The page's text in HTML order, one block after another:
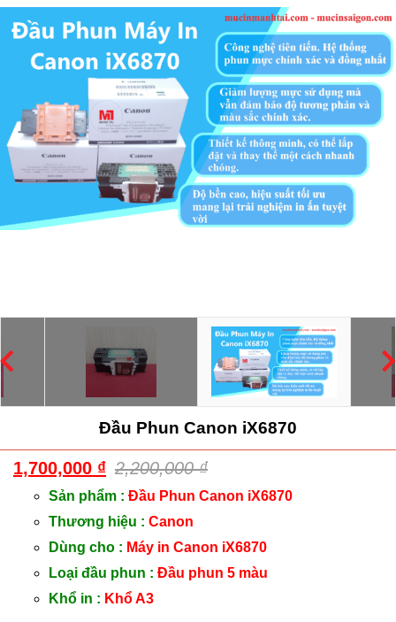
Đầu Phun Canon iX6870
2,200,000₫
1,700,000 ₫
Sản phẩm : Đầu Phun Canon iX6870
Thương hiệu : Canon
Dùng cho : Máy in Canon iX6870
Loại đầu phun : Đầu phun 5 màu
Khổ in : Khổ A3